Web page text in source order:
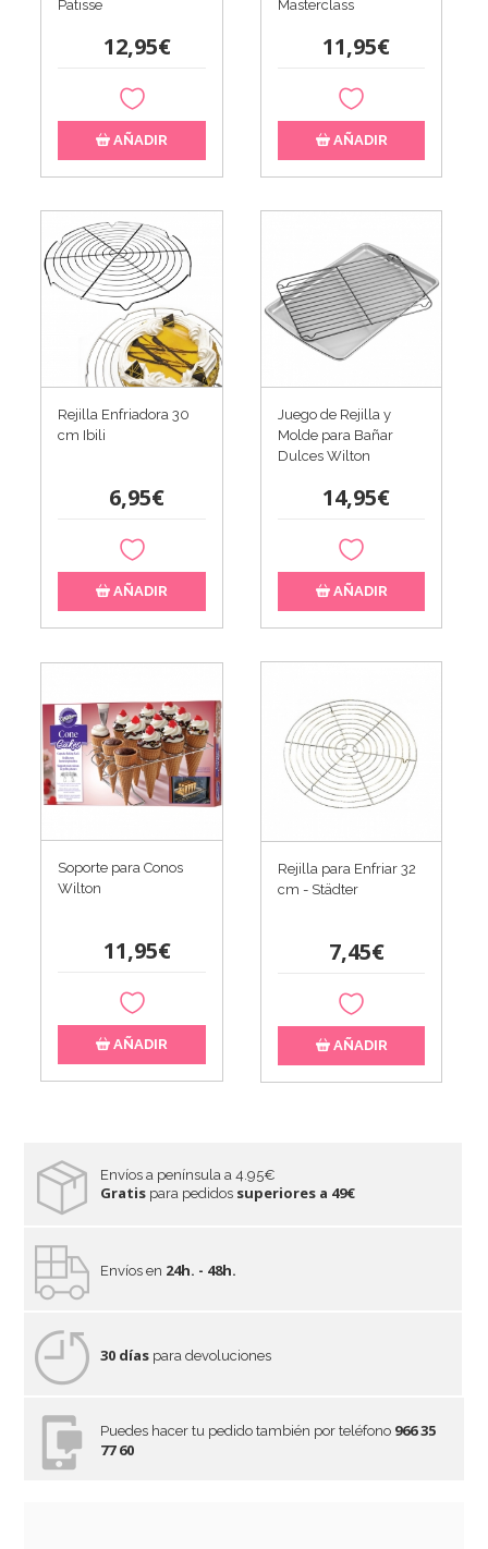
Patisse
12,95€
AÑADIR
Masterclass
11,95€
AÑADIR
Rejilla Enfriadora 30
cm Ibili
6,95€
AÑADIR
Juego de Rejilla y
Molde para Bañar
Dulces Wilton
14,95€
AÑADIR
Soporte para Conos
Wilton
11,95€
AÑADIR
Rejilla para Enfriar 32
cm - Städter
7,45€
AÑADIR
Envíos a península a 4.95€
Gratis para pedidos superiores a 49€
Envíos en 24h. - 48h.
30 días para devoluciones
Puedes hacer tu pedido también por teléfono 966 35
77 60